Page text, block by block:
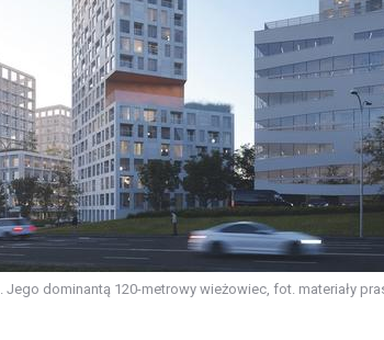
Jego dominantą 120-metrowy wieżowiec, fot. materiały